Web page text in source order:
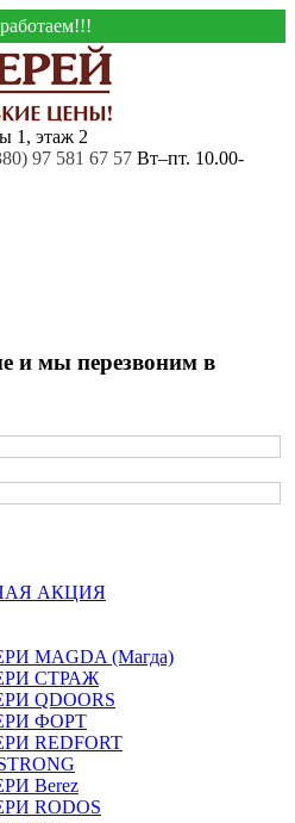
1, этаж 2
97 581 67 57 Вт–пт. 10.00-
и мы перезвоним в
АКЦИЯ
МAGDA (Магда)
СТРАЖ
QDOORS
ФОРТ
REDFORT
Berez
RODOS